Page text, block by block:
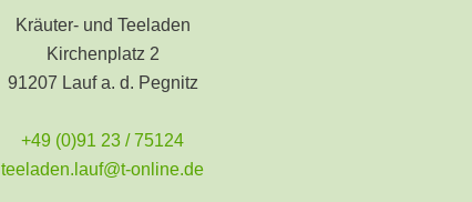
Kräuter- und Teeladen
Kirchenplatz 2
91207 Lauf a. d. Pegnitz
+49 (0)91 23 / 75124
teeladen.lauf@t-online.de